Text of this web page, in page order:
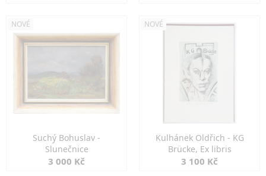
NOVÉ
Suchý Bohuslav -
Slunečnice
3 000 Kč
NOVÉ
Kulhánek Oldřich - KG
Brücke, Ex libris
3 100 Kč